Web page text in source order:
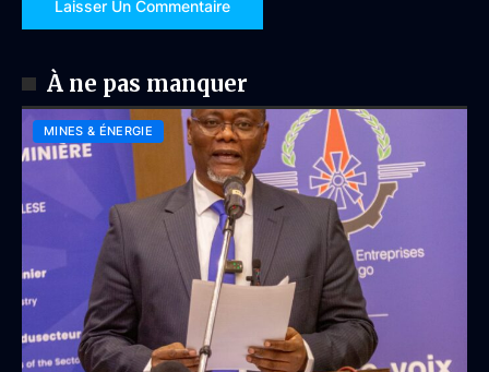
À ne pas manquer
MINES & ÉNERGIE